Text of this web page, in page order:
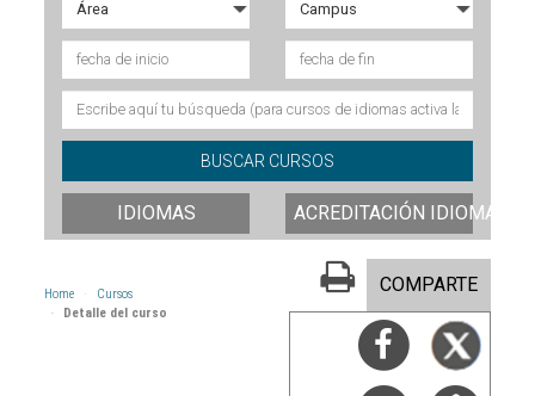
IDIOMAS ACREDITACIÓN IDIOMAS
Home
Cursos
Detalle del curso
COMPARTE